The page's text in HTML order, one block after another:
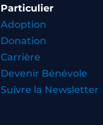
Particulier
Adoption
Donation
Carrière
Devenir Bénévole
Suivre la Newsletter